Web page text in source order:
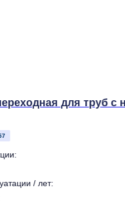
для труб с
/ лет: